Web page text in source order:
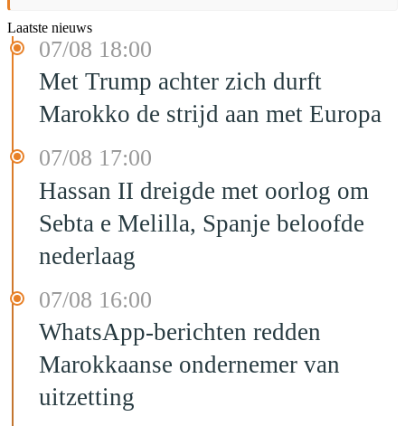
Laatste nieuws
07/08 18:00
Met Trump achter zich durft
Marokko de strijd aan met Europa
07/08 17:00
Hassan II dreigde met oorlog om
Sebta e Melilla, Spanje beloofde
nederlaag
07/08 16:00
WhatsApp-berichten redden
Marokkaanse ondernemer van
uitzetting